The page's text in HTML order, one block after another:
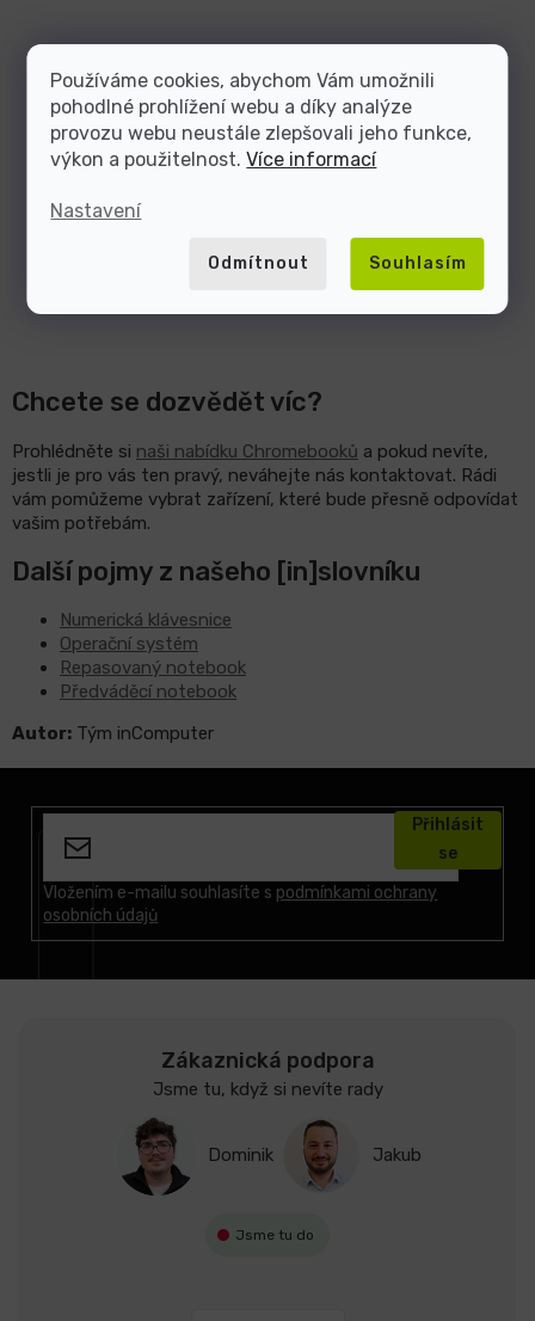
Používáme cookies, abychom Vám umožnili
pohodlné prohlížení webu a díky analýze
provozu webu neustále zlepšovali jeho funkce,
výkon a použitelnost.Více informací
Nastavení
Odmítnout Souhlasím
Chcete se dozvědět víc?
Prohlédněte si naši nabídku Chromebooků a pokud nevíte,
jestli je pro vás ten pravý, neváhejte nás kontaktovat. Rádi
vám pomůžeme vybrat zařízení, které bude přesně odpovídat
vašim potřebám.
Další pojmy z našeho [in]slovníku
Numerická klávesnice
Operační systém
Repasovaný notebook
Předváděcí notebook
Autor: Tým inComputer
Vložením e-mailu souhlasíte s podmínkami ochrany
osobních údajů
Přihlásit
se
Zákaznická podpora
Jsme tu, když si nevíte rady
Dominik Jakub
Jsme tu do